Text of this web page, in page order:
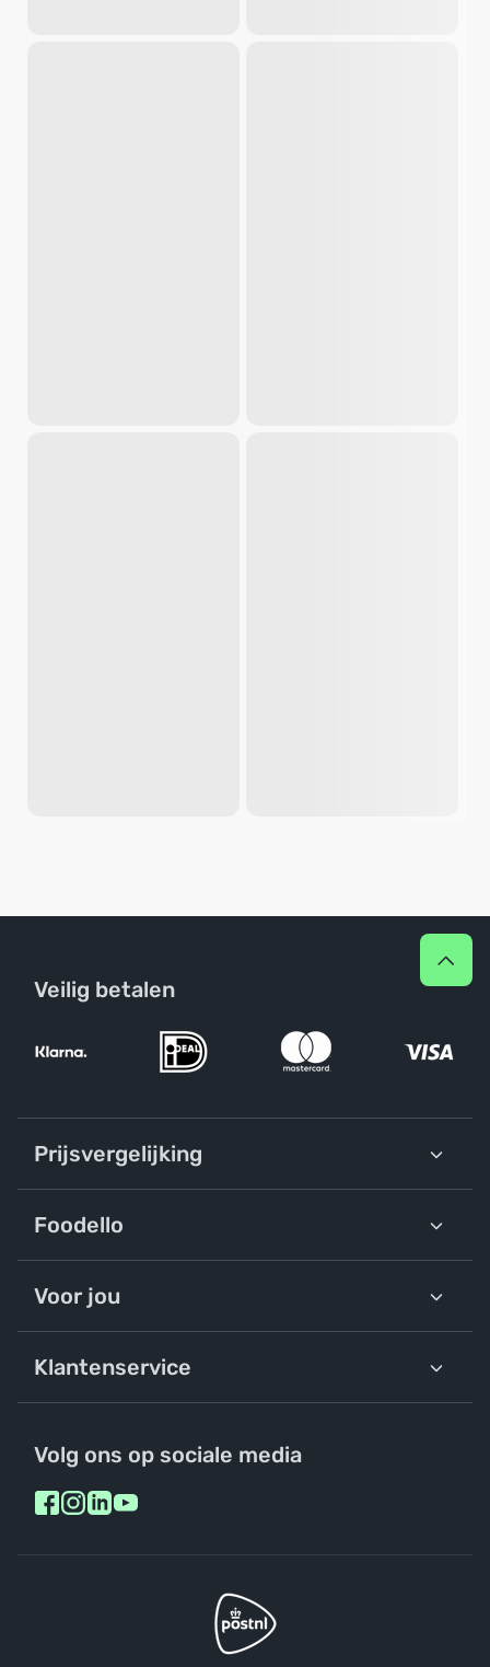
Veilig betalen
Prijsvergelijking
Foodello
Voor jou
Klantenservice
Volg ons op sociale media